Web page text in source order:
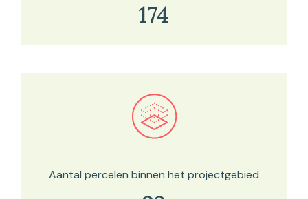
174
Bekijk in onze kaartviewer
Aantal percelen binnen het projectgebied